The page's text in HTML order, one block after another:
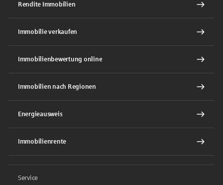
Rendite Immobilien
Immobilie verkaufen
Immobilienbewertung online
Immobilien nach Regionen
Energieausweis
Immobilienrente
Service